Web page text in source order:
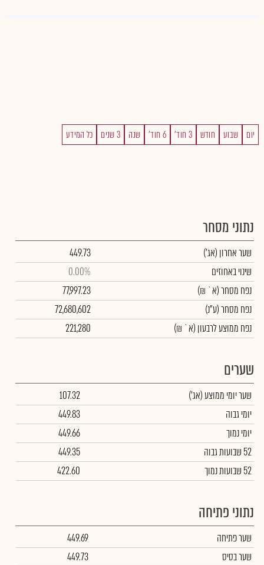
יום שבוע חודש 3 חוד' 6 חוד' שנה 3 שנים כל המידע
נתוני מסחר
שער אחרון (אג')
449.73
שינוי באחוזים
0.00%
נפח מסחר(א` ₪)
77,997.23
נפח מסחר(ע"נ)
72,680,602
נפח ממוצע לרבעון (א` ₪)
221,280
שערים
שער יומי ממוצע(אג')
107.32
יומי גבוה
449.83
יומי נמוך
449.66
52 שבועות גבוה
449.35
52 שבועות נמוך
422.60
נתוני פתיחה
שער פתיחה
449.69
שער בסיס
449.73